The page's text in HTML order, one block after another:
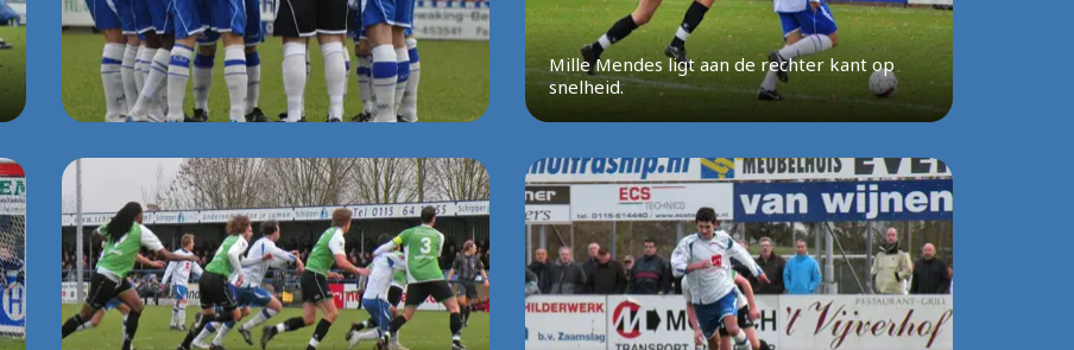
Mille Mendes ligt aan de rechter kant op
snelheid.